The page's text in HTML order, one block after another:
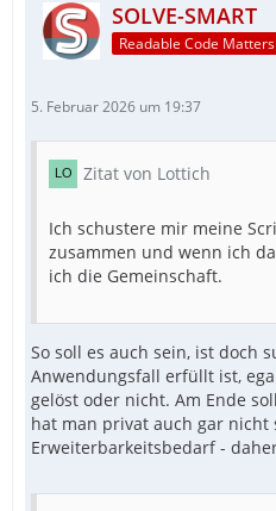
SOLVE-SMART
Readable Code Matters
5. Februar 2026 um 19:37
Zitat von Lottich
Ich schustere mir meine
zusammen und wenn ich
ich die Gemeinschaft.
So soll es auch sein, ist doch
Anwendungsfall erfüllt ist,
gelöst oder nicht. Am Ende
hat man privat auch gar nicht
Erweiterbarkeitsbedarf -